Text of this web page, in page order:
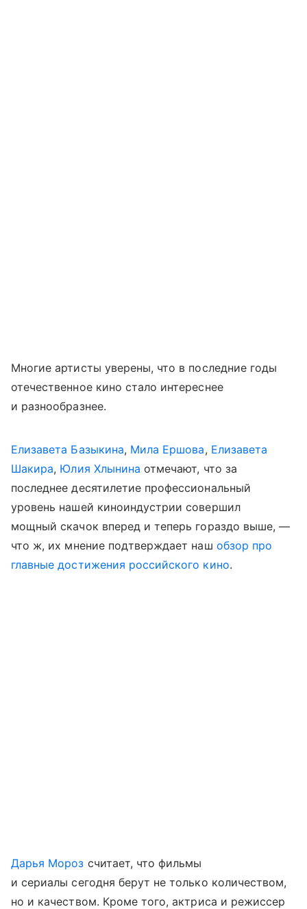
Многие артисты уверены, что в последние годы
отечественное кино стало интереснее
и разнообразнее.
Елизавета Базыкина, Мила Ершова, Елизавета
Шакира, Юлия Хлынина отмечают, что за
последнее десятилетие профессиональный
уровень нашей киноиндустрии совершил
мощный скачок вперед и теперь гораздо выше, —
что ж, их мнение подтверждает наш обзор про
главные достижения российского кино.
Дарья Мороз считает, что фильмы
и сериалы сегодня берут не только количеством,
но и качеством. Кроме того, актриса и режиссер